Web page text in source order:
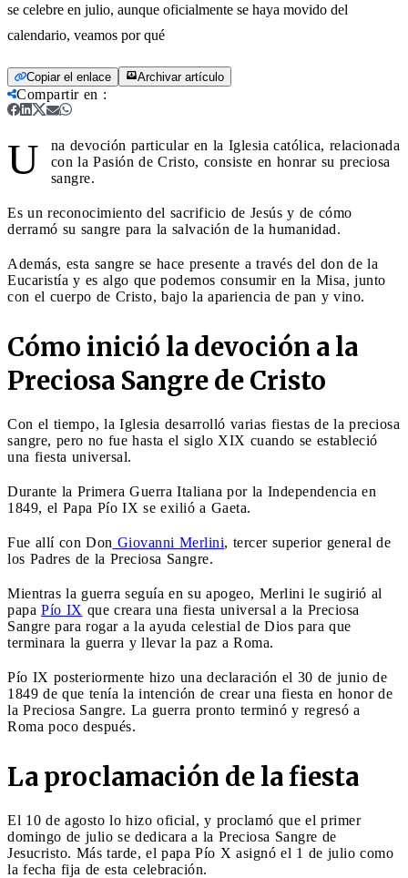
se celebre en julio, aunque oficialmente se haya movido del
calendario, veamos por qué
Copiar el enlace Archivar artículo
Compartir en :
U
na devoción particular en la Iglesia católica, relacionada
con la Pasión de Cristo, consiste en honrar su preciosa
sangre.
Es un reconocimiento del sacrificio de Jesús y de cómo
derramó su sangre para la salvación de la humanidad.
Además, esta sangre se hace presente a través del don de la
Eucaristía y es algo que podemos consumir en la Misa, junto
con el cuerpo de Cristo, bajo la apariencia de pan y vino.
Cómo inició la devoción a la
Preciosa Sangre de Cristo
Con el tiempo, la Iglesia desarrolló varias fiestas de la preciosa
sangre, pero no fue hasta el siglo XIX cuando se estableció
una fiesta universal.
Durante la Primera Guerra Italiana por la Independencia en
1849, el Papa Pío IX se exilió a Gaeta.
Fue allí con Don Giovanni Merlini, tercer superior general de
los Padres de la Preciosa Sangre.
Mientras la guerra seguía en su apogeo, Merlini le sugirió al
papa Pío IX que creara una fiesta universal a la Preciosa
Sangre para rogar a la ayuda celestial de Dios para que
terminara la guerra y llevar la paz a Roma.
Pío IX posteriormente hizo una declaración el 30 de junio de
1849 de que tenía la intención de crear una fiesta en honor de
la Preciosa Sangre. La guerra pronto terminó y regresó a
Roma poco después.
La proclamación de la fiesta
El 10 de agosto lo hizo oficial, y proclamó que el primer
domingo de julio se dedicara a la Preciosa Sangre de
Jesucristo. Más tarde, el papa Pío X asignó el 1 de julio como
la fecha fija de esta celebración.